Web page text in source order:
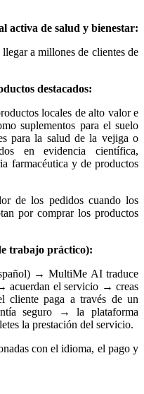
activa de salud y bienestar:
a millones de clientes de
destacados:
locales de alto valor e
suplementos para el suelo
para la salud de la vejiga o
en evidencia científica,
farmacéutica y de productos
de los pedidos cuando los
por comprar los productos
trabajo práctico):
→ MultiMe AI traduce
acuerdan el servicio → creas
cliente paga a través de un
seguro → la plataforma
la prestación del servicio.
con el idioma, el pago y